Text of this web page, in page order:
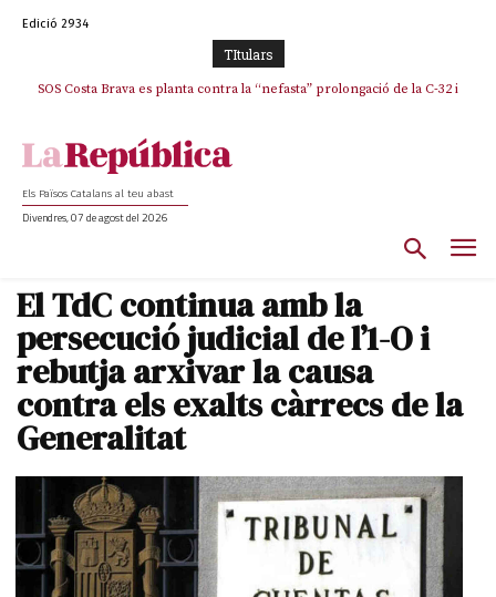
Edició 2934
TItulars
SOS Costa Brava es planta contra la “nefasta” prolongació de la C-32 i
Els Països Catalans al teu abast
Divendres, 07 de agost del 2026
El TdC continua amb la
persecució judicial de l’1-O i
rebutja arxivar la causa
contra els exalts càrrecs de la
Generalitat